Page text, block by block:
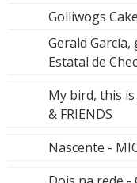
Golliwogs
Gerald
Estatal de
My bird, this is
& FRIENDS
Nascente -